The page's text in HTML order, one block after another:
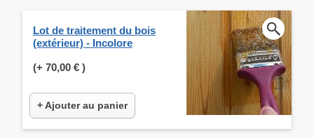
Lot de traitement du bois
(extérieur) - Incolore
(+ 70,00 € )
+ Ajouter au panier